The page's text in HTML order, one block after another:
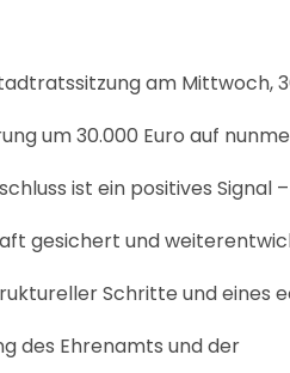
am Mittwoch,
um 30.000 Euro auf
ist ein positives Signal
gesichert und
Schritte und eines
des Ehrenamts und der